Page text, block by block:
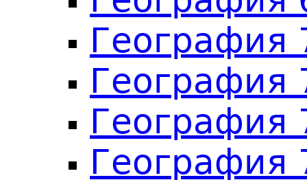
География
География
География
География